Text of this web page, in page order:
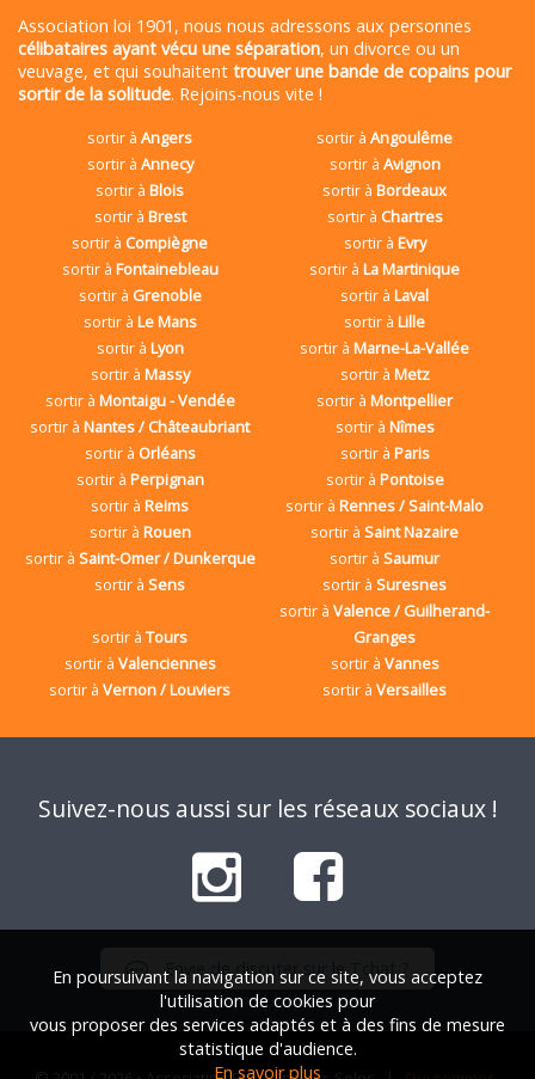
Association loi 1901, nous nous adressons aux personnes
célibataires ayant vécu une séparation, un divorce ou un
veuvage, et qui souhaitent trouver une bande de copains pour
sortir de la solitude. Rejoins-nous vite !
sortir àAngers sortir àAngoulême
sortir à Annecy sortir à Avignon
sortir àBlois sortir àBordeaux
sortir à Brest sortir à Chartres
sortir à Compiègne sortir à Evry
sortir à Fontainebleau sortir àLa Martinique
sortir à Grenoble sortir àLaval
sortir à Le Mans sortir àLille
sortir à Lyon sortir àMarne-La-Vallée
sortir à Massy sortir à Metz
sortir à Montaigu - Vendée sortir àMontpellier
sortir àNantes / Châteaubriant sortir à Nîmes
sortir à Orléans sortir à Paris
sortir à Perpignan sortir à Pontoise
sortir àReims sortir àRennes / Saint-Malo
sortir à Rouen sortir àSaint Nazaire
sortir à Saint-Omer / Dunkerque sortir àSaumur
sortir àSens sortir àSuresnes
sortir àTours
sortir àValence / Guilherand-
Granges
sortir à Valenciennes sortir à Vannes
sortir àVernon / Louviers sortir àVersailles
Suivez-nous aussi sur les réseaux sociaux !
Envie de discuter sur le Tchat ?
En poursuivant la navigation sur ce site, vous acceptez
l'utilisation de cookies pour
vous proposer des services adaptés et à des fins de mesure
statistique d'audience.
En savoir plus